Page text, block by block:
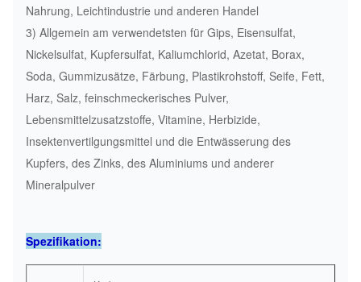
Nahrung, Leichtindustrie und anderen Handel
3) Allgemein am verwendetsten für Gips, Eisensulfat,
Nickelsulfat, Kupfersulfat, Kaliumchlorid, Azetat, Borax,
Soda, Gummizusätze, Färbung, Plastikrohstoff, Seife, Fett,
Harz, Salz, feinschmeckerisches Pulver,
Lebensmittelzusatzstoffe, Vitamine, Herbizide,
Insektenvertilgungsmittel und die Entwässerung des
Kupfers, des Zinks, des Aluminiums und anderer
Mineralpulver
Spezifikation: